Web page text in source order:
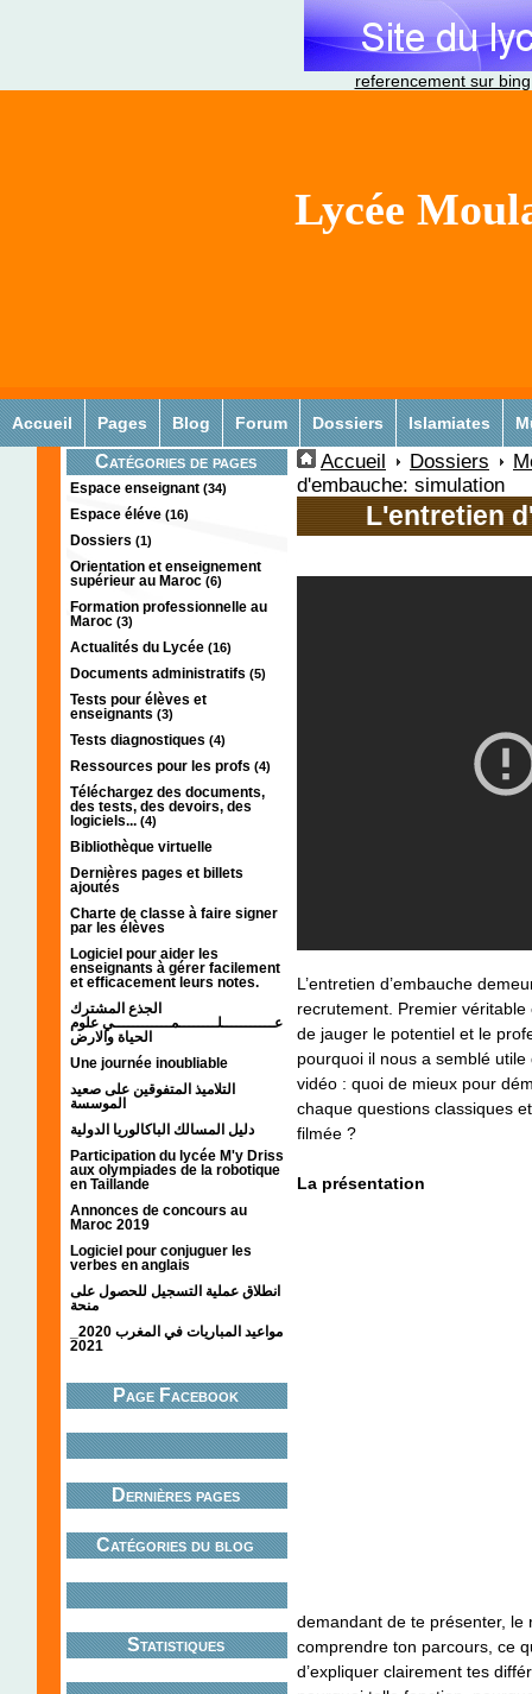
referencement sur bing
Lycée
Accueil Pages Blog Forum Dossiers Islamiates
Catégories de pages
Espace enseignant (34)
Espace éléve (16)
Dossiers (1)
Orientation et enseignement
supérieur au Maroc (6)
Formation professionnelle au
Maroc (3)
Actualités du Lycée (16)
Documents administratifs (5)
Tests pour élèves et
enseignants (3)
Tests diagnostiques (4)
Ressources pour les profs (4)
Téléchargez des documents,
des tests, des devoirs, des
logiciels... (4)
Bibliothèque virtuelle
Dernières pages et billets
ajoutés
Charte de classe à faire signer
par les élèves
Logiciel pour aider les
enseignants à gérer facilement
et efficacement leurs notes.
الجذع المشترك
عـــــــــــلــــــــمــــــــــــي علوم
الحياة والارض
Une journée inoubliable
التلاميذ المتفوقين على صعيد
الموسسة
دليل المسالك الباكالوريا الدولية
Participation du lycée M'y Driss
aux olympiades de la robotique
en Taillande
Annonces de concours au
Maroc 2019
Logiciel pour conjuguer les
verbes en anglais
انطلاق عملية التسجيل للحصول على
منحة
2021
Page Facebook
Dernières pages
Catégories du blog
Statistiques
Accueil Dossiers
d'embauche: simulation
L'entretien
L’entretien d’embauche
recrutement. Premier
de jauger le potentiel et le
pourquoi il nous a semblé utile
vidéo : quoi de mieux pour
chaque questions classiques
filmée ?
La présentation
demandant de te présenter,
comprendre ton parcours, ce
d’expliquer clairement tes